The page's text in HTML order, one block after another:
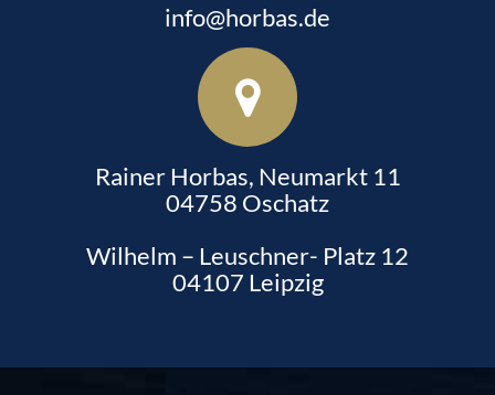
info@horbas.de
Rainer Horbas, Neumarkt 11
04758 Oschatz
Wilhelm – Leuschner- Platz 12
04107 Leipzig